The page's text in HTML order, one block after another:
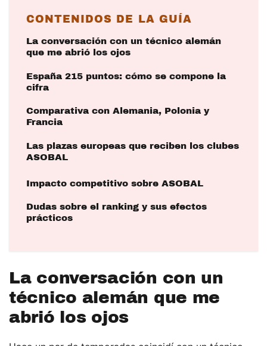
CONTENIDOS DE LA GUÍA
La conversación con un técnico alemán
que me abrió los ojos
España 215 puntos: cómo se compone la
cifra
Comparativa con Alemania, Polonia y
Francia
Las plazas europeas que reciben los clubes
ASOBAL
Impacto competitivo sobre ASOBAL
Dudas sobre el ranking y sus efectos
prácticos
La conversación con un
técnico alemán que me
abrió los ojos